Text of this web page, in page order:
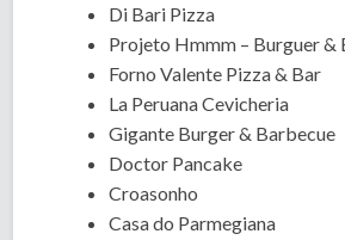
Di Bari Pizza
Projeto Hmmm – Burguer &
Forno Valente Pizza & Bar
La Peruana Cevicheria
Gigante Burger & Barbecue
Doctor Pancake
Croasonho
Casa do Parmegiana